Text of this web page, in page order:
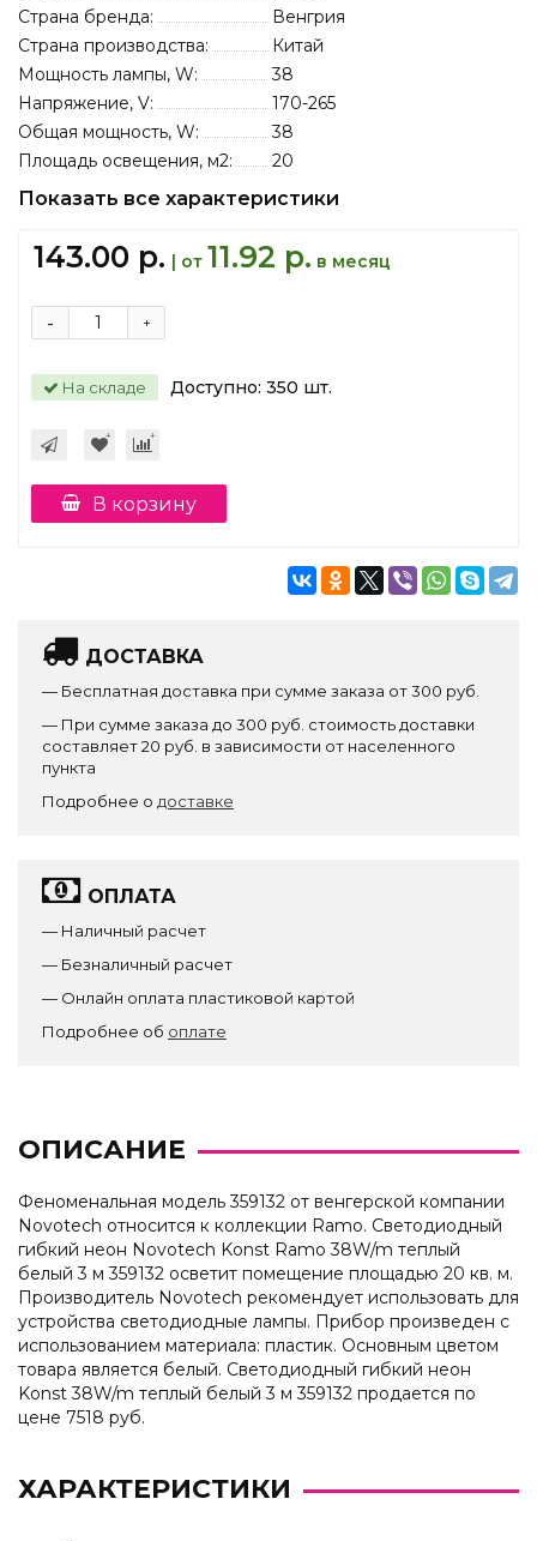
Страна бренда:
Венгрия
Страна производства:
Китай
Мощность лампы, W:
38
Напряжение, V:
170-265
Общая мощность, W:
38
Площадь освещения, м2:
20
Показать все характеристики
143.00 р. | от 11.92 р. в месяц
+
-
На складе Доступно: 350 шт.
В корзину
ДОСТАВКА
— Бесплатная доставка при сумме заказа от 300 руб.
— При сумме заказа до 300 руб. стоимость доставки
составляет 20 руб. в зависимости от населенного
пункта
Подробнее о доставке
ОПЛАТА
— Наличный расчет
— Безналичный расчет
— Онлайн оплата пластиковой картой
Подробнее об оплате
ОПИСАНИЕ
Феноменальная модель 359132 от венгерской компании
Novotech относится к коллекции Ramo. Светодиодный
гибкий неон Novotech Konst Ramo 38W/m теплый
белый 3 м 359132 осветит помещение площадью 20 кв. м.
Производитель Novotech рекомендует использовать для
устройства светодиодные лампы. Прибор произведен с
использованием материала: пластик. Основным цветом
товара является белый. Светодиодный гибкий неон
Konst 38W/m теплый белый 3 м 359132 продается по
цене 7518 руб.
ХАРАКТЕРИСТИКИ